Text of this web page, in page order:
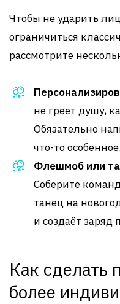
Чтобы не ударить
ограничиться
рассмотрите
не греет душу,
Обязательно
что-то особенное.
Флешмоб или
Соберите
танец на
и создаёт заряд
Как сделать
более